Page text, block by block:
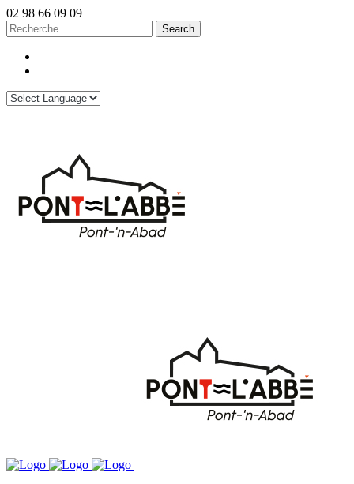
02 98 66 09 09